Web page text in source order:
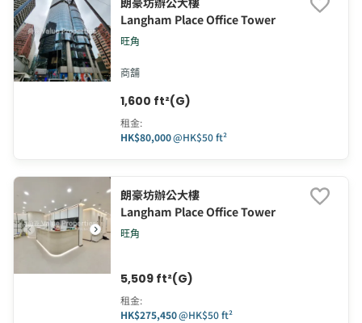
Langham Place Office Tower
旺角
商舖
1,600 ft²(G)
租金:
HK$80,000@HK$50 ft²
朗豪坊辦公大樓
Langham Place Office Tower
旺角
5,509 ft²(G)
租金:
HK$275,450@HK$50 ft²